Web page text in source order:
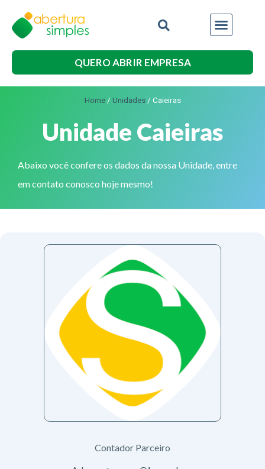
QUERO ABRIR EMPRESA
Home/ Unidades/ Caieiras
Unidade Caieiras
Abaixo você confere os dados da nossa Unidade, entre
em contato conosco hoje mesmo!
Contador Parceiro